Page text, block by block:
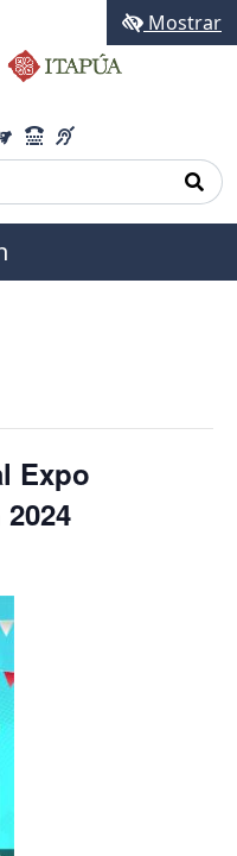
Mostrar
Expo